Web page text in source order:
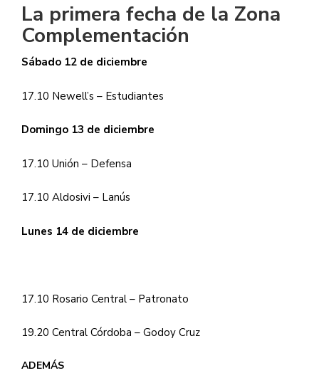
La primera fecha de la Zona
Complementación
Sábado 12 de diciembre
17.10 Newell’s – Estudiantes
Domingo 13 de diciembre
17.10 Unión – Defensa
17.10 Aldosivi – Lanús
Lunes 14 de diciembre
17.10 Rosario Central – Patronato
19.20 Central Córdoba – Godoy Cruz
ADEMÁS